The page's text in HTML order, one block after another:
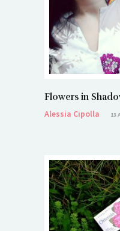
Flowers in
Alessia Cipolla
13